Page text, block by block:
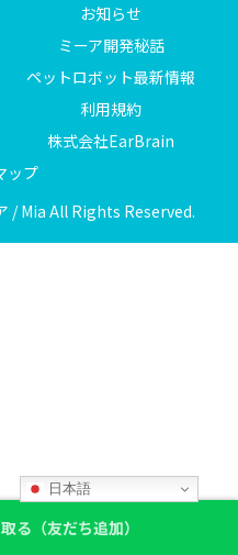
お知らせ
ミーア開発秘話
ペットロボット最新情報
利用規約
株式会社EarBrain
ップ
/ Mia All Rights Reserved.
る（友だち追加）
日本語